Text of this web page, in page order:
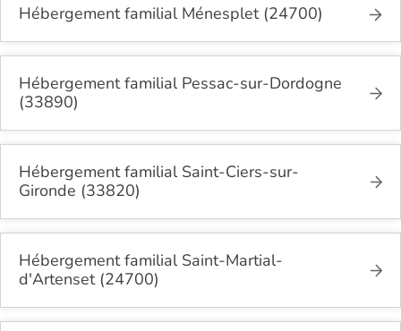
Hébergement familial Ménesplet (24700)
Hébergement familial Pessac-sur-Dordogne
(33890)
Hébergement familial Saint-Ciers-sur-
Gironde (33820)
Hébergement familial Saint-Martial-
d'Artenset (24700)